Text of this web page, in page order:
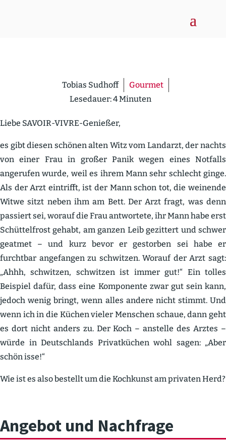
Tobias Sudhoff
Gourmet
Lesedauer:4Minuten
Liebe SAVOIR-VIVRE-Genießer,
es gibt diesen schönen alten Witz vom Landarzt, der nachts
von einer Frau in großer Panik wegen eines Notfalls
angerufen wurde, weil es ihrem Mann sehr schlecht ginge.
Als der Arzt eintrifft, ist der Mann schon tot, die weinende
Witwe sitzt neben ihm am Bett. Der Arzt fragt, was denn
passiert sei, worauf die Frau antwortete, ihr Mann habe erst
Schüt­tel­frost gehabt, am ganzen Leib gezittert und schwer
geatmet – und kurz bevor er gestorben sei habe er
furchtbar angefangen zu schwitzen. Worauf der Arzt sagt:
„Ahhh, schwitzen, schwitzen ist immer gut!“ Ein tolles
Beispiel dafür, dass eine Kompo­nente zwar gut sein kann,
jedoch wenig bringt, wenn alles andere nicht stimmt. Und
wenn ich in die Küchen vieler Menschen schaue, dann geht
es dort nicht anders zu. Der Koch – anstelle des Arztes –
würde in Deutsch­lands Privat­küchen wohl sagen: „Aber
schön isse!“
Wie ist es also bestellt um die Kochkunst am privaten Herd?
Angebot und Nachfrage